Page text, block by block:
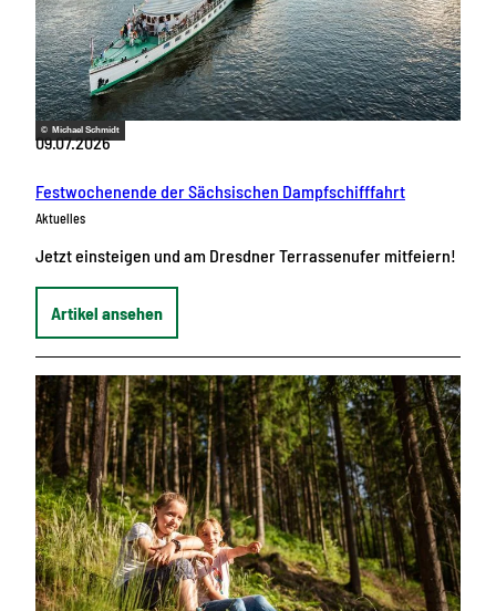
© Michael Schmidt
09.07.2026
Festwochenende der Sächsischen Dampfschifffahrt
Aktuelles
Jetzt einsteigen und am Dresdner Terrassenufer mitfeiern!
Artikel ansehen